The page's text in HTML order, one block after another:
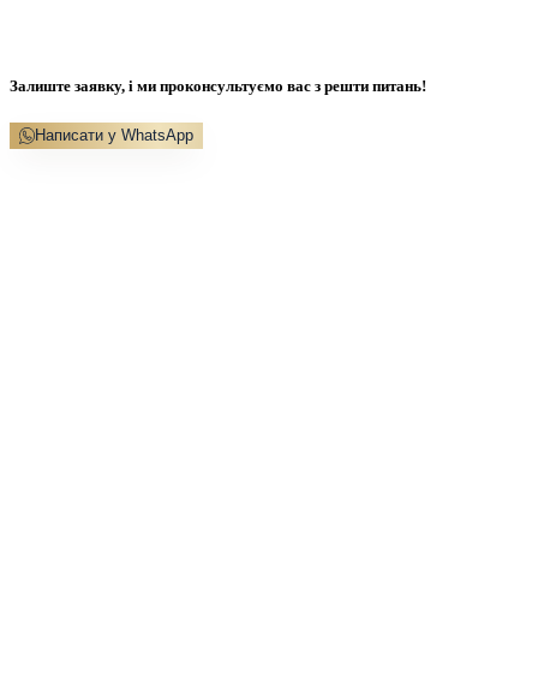
Залиште заявку, і ми проконсультуємо вас з решти питань!
Написати у WhatsApp